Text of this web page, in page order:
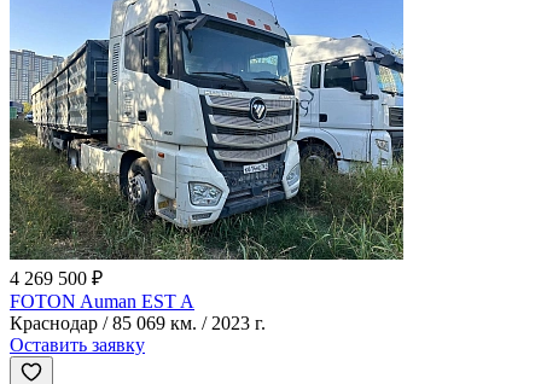
4 269 500 ₽
FOTON Auman EST A
Краснодар / 85 069 км. / 2023 г.
Оставить заявку